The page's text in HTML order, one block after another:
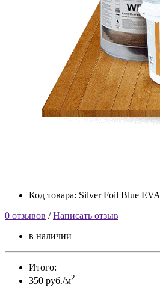
Код товара: Silver Foil Blue EVA
0 отзывов /Написать отзыв
в наличии
Итого:
350 руб./м2